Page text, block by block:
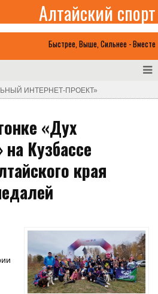
Быстрее, Выше, Сильнее - Вместе
Алтайский спорт
ИНТЕРНЕТ-ПРОЕКТ»
«Дух
Кузбассе
края